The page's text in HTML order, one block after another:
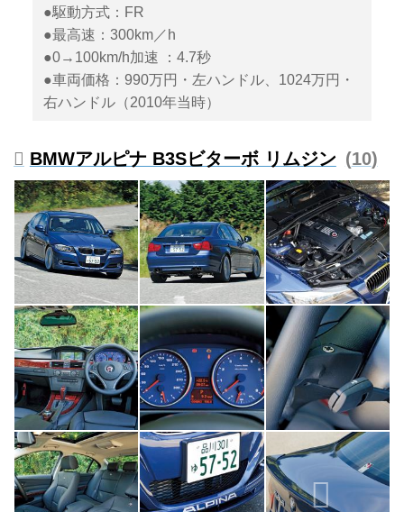
●駆動方式：FR
●最高速：300km／h
●0→100km/h加速 ：4.7秒
●車両価格：990万円・左ハンドル、1024万円・
右ハンドル（2010年当時）
BMWアルピナ B3Sビターボ リムジン 10